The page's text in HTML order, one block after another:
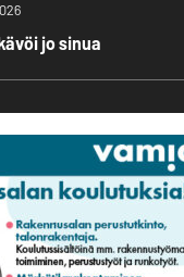
jo sinua